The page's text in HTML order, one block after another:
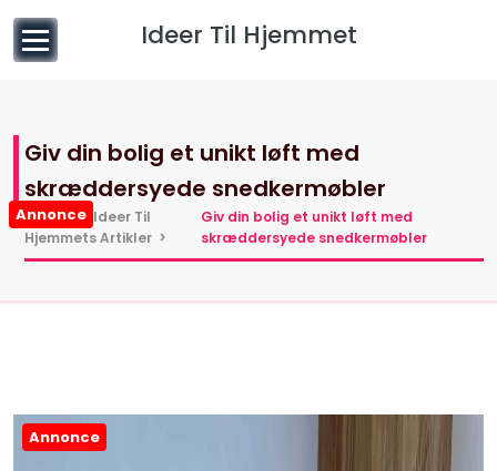
indhold
Ideer Til Hjemmet
Annonce
Giv din bolig et unikt løft med
skræddersyede snedkermøbler
Hjem> Ideer Til
Hjemmets Artikler >
Giv din bolig et unikt løft med
skræddersyede snedkermøbler
Annonce